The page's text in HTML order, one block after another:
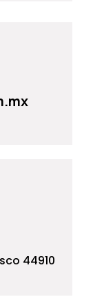
44910